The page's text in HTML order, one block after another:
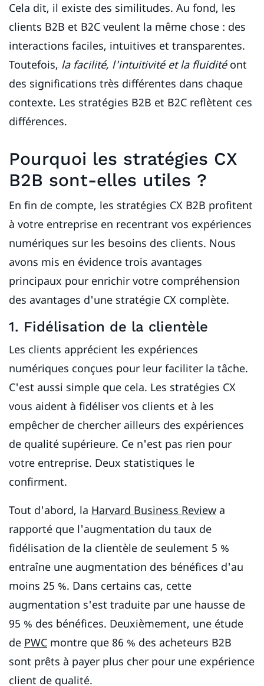
Cela dit, il existe des similitudes. Au fond, les
clients B2B et B2C veulent la même chose : des
interactions faciles, intuitives et transparentes.
Toutefois, la facilité, l'intuitivité et la fluiditéont
des significations très différentes dans chaque
contexte. Les stratégies B2B et B2C reflètent ces
différences.
Pourquoi les stratégies CX
B2B sont-elles utiles ?
En fin de compte, les stratégies CX B2B profitent
à votre entreprise en recentrant vos expériences
numériques sur les besoins des clients. Nous
avons mis en évidence trois avantages
principaux pour enrichir votre compréhension
des avantages d'une stratégie CX complète.
1. Fidélisation de la clientèle
Les clients apprécient les expériences
numériques conçues pour leur faciliter la tâche.
C'est aussi simple que cela. Les stratégies CX
vous aident à fidéliser vos clients et à les
empêcher de chercher ailleurs des expériences
de qualité supérieure. Ce n'est pas rien pour
votre entreprise. Deux statistiques le
confirment.
Tout d'abord, la Harvard Business Review a
rapporté que l'augmentation du taux de
fidélisation de la clientèle de seulement 5 %
entraîne une augmentation des bénéfices d'au
moins 25 %. Dans certains cas, cette
augmentation s'est traduite par une hausse de
95 % des bénéfices. Deuxièmement, une étude
de PWC montre que 86 % des acheteurs B2B
sont prêts à payer plus cher pour une expérience
client de qualité.